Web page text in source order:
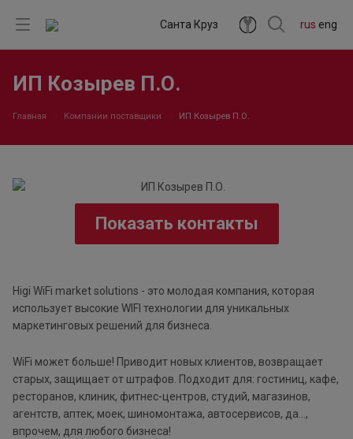
rus eng
Санта Круз
ИП Козырев П.О.
Главная Компании поставщики ИП Козырев П.О.
Показать контакты
Higi WiFi market solutions - это молодая компания, которая
использует высокие WIFI технологии для уникальных
маркетинговых решений для бизнеса.
WiFi может больше! Приводит новых клиентов, возвращает
старых, защищает от штрафов. Подходит для: гостиниц, кафе,
ресторанов, клиник, фитнес-центров, студий, магазинов,
агентств, аптек, моек, шиномонтажа, автосервисов, да…,
впрочем, для любого бизнеса!